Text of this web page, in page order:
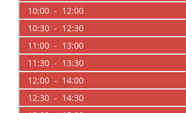
10:00 - 12:00
10:30 - 12:30
11:00 - 13:00
11:30 - 13:30
12:00 - 14:00
12:30 - 14:30